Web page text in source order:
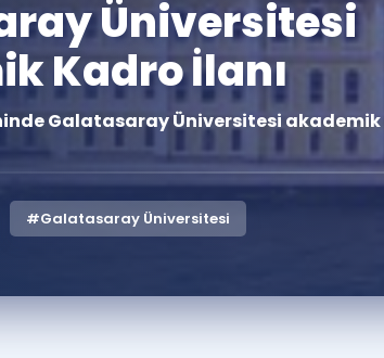
Üniversitesi
Kadro İlanı
Galatasaray Üniversitesi akademik
#Galatasaray Üniversitesi